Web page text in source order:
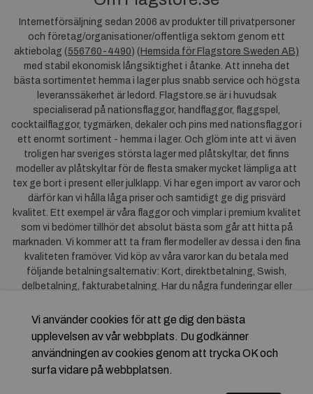
Internetförsäljning sedan 2006 av produkter till privatpersoner
och företag/organisationer/offentliga sektorn genom ett
aktiebolag (556760-4490) ( Hemsida för Flagstore Sweden AB)
med stabil ekonomisk långsiktighet i åtanke. Att inneha det
bästa sortimentet hemma i lager plus snabb service och högsta
leveranssäkerhet är ledord. Flagstore.se är i huvudsak
specialiserad på nationsflaggor, handflaggor, flaggspel,
cocktailflaggor, tygmärken, dekaler och pins med nationsflaggor i
ett enormt sortiment - hemma i lager. Och glöm inte att vi även
troligen har sveriges största lager med plåtskyltar, det finns
modeller av plåtskyltar för de flesta smaker mycket lämpliga att
tex ge bort i present eller julklapp. Vi har egen import av varor och
därför kan vi hålla låga priser och samtidigt ge dig prisvärd
kvalitet. Ett exempel är våra flaggor och vimplar i premium kvalitet
som vi bedömer tillhör det absolut bästa som går att hitta på
marknaden. Vi kommer att ta fram fler modeller av dessa i den fina
kvaliteten framöver. Vid köp av våra varor kan du betala med
följande betalningsalternativ: Kort, direktbetalning, Swish,
delbetalning, fakturabetalning. Har du några funderingar eller
dig till oss. För frågor kring Klarna kan duklicka här
Vi använder cookies för att ge dig den bästa
upplevelsen av vår webbplats. Du godkänner
användningen av cookies genom att trycka OK och
surfa vidare på webbplatsen.